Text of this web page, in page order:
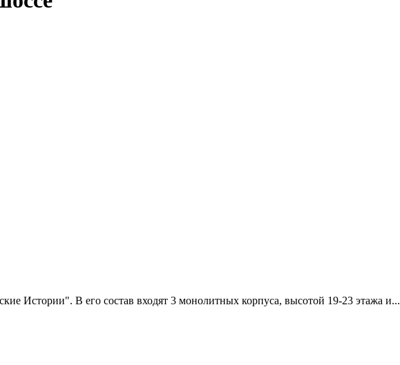
Истории". В его состав входят 3 монолитных корпуса, высотой 19-23 этажа и...